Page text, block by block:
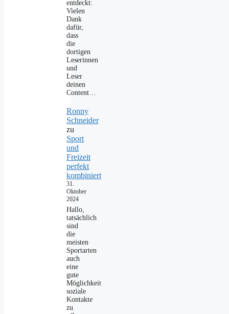
entdeckt:
Vielen
Dank
dafür,
dass
die
dortigen
Leserinnen
und
Leser
deinen
Content…
Ronny
Schneider
zu
Sport
und
Freizeit
perfekt
kombiniert
31.
Oktober
2024
Hallo,
tatsächlich
sind
die
meisten
Sportarten
auch
eine
gute
Möglichkeit
soziale
Kontakte
zu